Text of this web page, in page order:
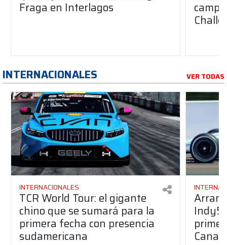
Fraga en Interlagos
INTERNACIONALES VER TODAS
INTERNACIONALES
TCR World Tour: el gigante
chino que se sumará para la
primera fecha con presencia
sudamericana